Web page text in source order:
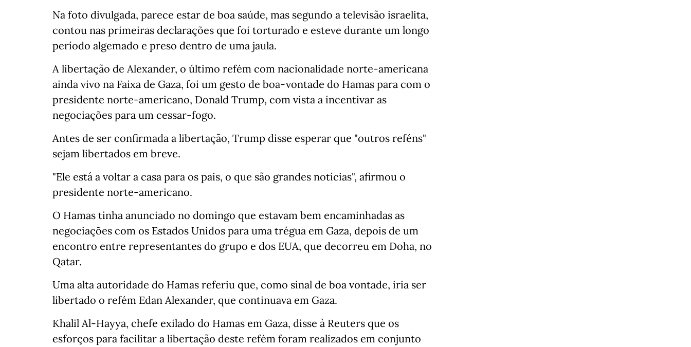
Na foto divulgada, parece estar de boa saúde, mas segundo a televisão israelita,
contou nas primeiras declarações que foi torturado e esteve durante um longo
período algemado e preso dentro de uma jaula.
A libertação de Alexander, o último refém com nacionalidade norte-americana
ainda vivo na Faixa de Gaza, foi um gesto de boa-vontade do Hamas para com o
presidente norte-americano, Donald Trump, com vista a incentivar as
negociações para um cessar-fogo.
Antes de ser confirmada a libertação, Trump disse esperar que "outros reféns"
sejam libertados em breve.
"Ele está a voltar a casa para os pais, o que são grandes notícias", afirmou o
presidente norte-americano.
O Hamas tinha anunciado no domingo que estavam bem encaminhadas as
negociações com os Estados Unidos para uma trégua em Gaza, depois de um
encontro entre representantes do grupo e dos EUA, que decorreu em Doha, no
Qatar.
Uma alta autoridade do Hamas referiu que, como sinal de boa vontade, iria ser
libertado o refém Edan Alexander, que continuava em Gaza.
Khalil Al-Hayya, chefe exilado do Hamas em Gaza, disse à Reuters que os
esforços para facilitar a libertação deste refém foram realizados em conjunto